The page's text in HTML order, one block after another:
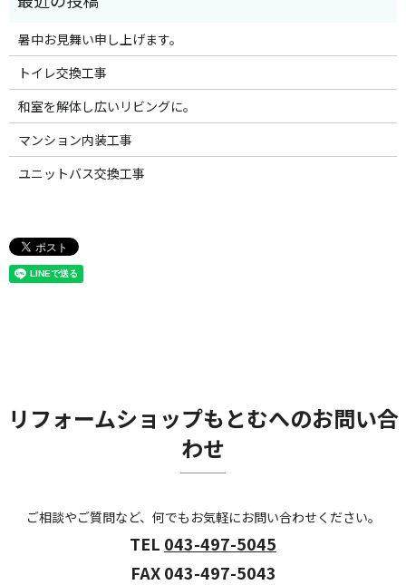
暑中お見舞い申し上げます。
トイレ交換工事
和室を解体し広いリビングに。
マンション内装工事
ユニットバス交換工事
リフォームショップもとむへのお問い合
わせ
ご相談やご質問など、何でもお気軽にお問い合わせください。
TEL 043-497-5045
FAX 043-497-5043